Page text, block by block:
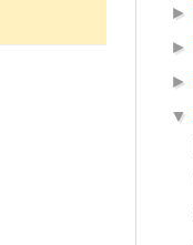
►
►
►
▼